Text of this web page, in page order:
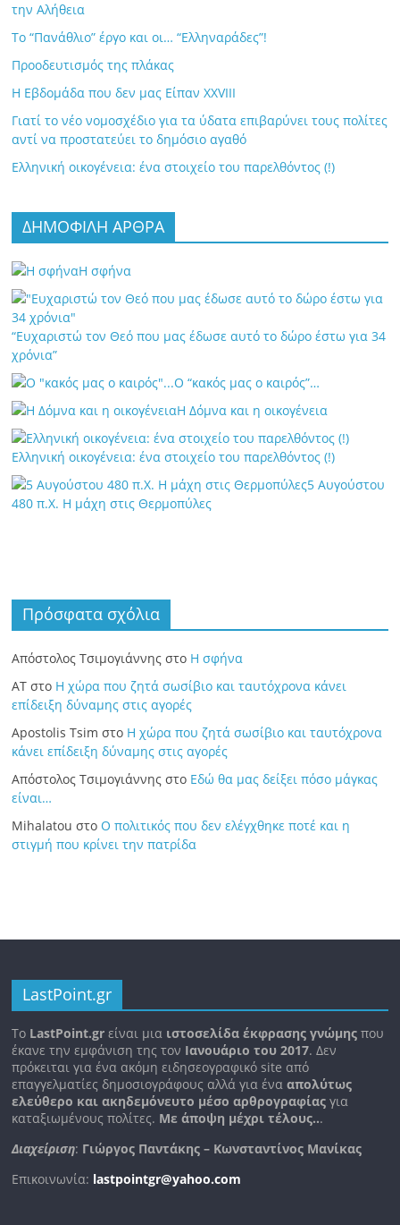
την Αλήθεια
Το “Πανάθλιο” έργο και οι… “Ελληναράδες”!
Προοδευτισμός της πλάκας
Η Εβδομάδα που δεν μας Είπαν XXVIII
Γιατί το νέο νομοσχέδιο για τα ύδατα επιβαρύνει τους πολίτες
αντί να προστατεύει το δημόσιο αγαθό
Ελληνική οικογένεια: ένα στοιχείο του παρελθόντος (!)
ΔΗΜΟΦΙΛΗ ΑΡΘΡΑ
Η σφήνα
“Ευχαριστώ τον Θεό που μας έδωσε αυτό το δώρο έστω για 34
χρόνια”
Ο “κακός μας ο καιρός”…
Η Δόμνα και η οικογένεια
Ελληνική οικογένεια: ένα στοιχείο του παρελθόντος (!)
5 Αυγούστου
480 π.Χ. Η μάχη στις Θερμοπύλες
Πρόσφατα σχόλια
Απόστολος Τσιμογιάννης στο Η σφήνα
ΑΤ στο Η χώρα που ζητά σωσίβιο και ταυτόχρονα κάνει
επίδειξη δύναμης στις αγορές
Apostolis Tsim στο Η χώρα που ζητά σωσίβιο και ταυτόχρονα
κάνει επίδειξη δύναμης στις αγορές
Απόστολος Τσιμογιάννης στο Εδώ θα μας δείξει πόσο μάγκας
είναι…
Mihalatou στοΟ πολιτικός που δεν ελέγχθηκε ποτέ και η
στιγμή που κρίνει την πατρίδα
LastPoint.gr
To LastPoint.gr είναι μια ιστοσελίδα έκφρασης γνώμης που
έκανε την εμφάνιση της τον Ιανουάριο του 2017. Δεν
πρόκειται για ένα ακόμη ειδησεογραφικό site από
επαγγελματίες δημοσιογράφους αλλά για ένααπολύτως
ελεύθερο και ακηδεμόνευτο μέσο αρθρογραφίας για
καταξιωμένους πολίτες. Με άποψη μέχρι τέλους...
Διαχείριση: Γιώργος Παντάκης – Κωνσταντίνος Μανίκας
Επικοινωνία: lastpointgr@yahoo.com